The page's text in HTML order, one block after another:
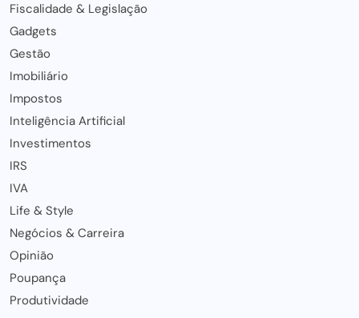
Fiscalidade & Legislação
Gadgets
Gestão
Imobiliário
Impostos
Inteligência Artificial
Investimentos
IRS
IVA
Life & Style
Negócios & Carreira
Opinião
Poupança
Produtividade